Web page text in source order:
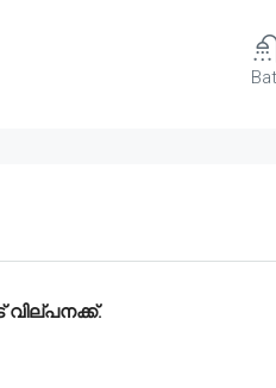
വില്പനക്ക്.